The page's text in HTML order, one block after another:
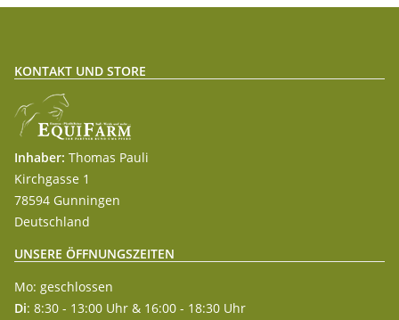
KONTAKT UND STORE
Inhaber: Thomas Pauli
Kirchgasse 1
78594 Gunningen
Deutschland
UNSERE ÖFFNUNGSZEITEN
Mo: geschlossen
Di: 8:30 - 13:00 Uhr & 16:00 - 18:30 Uhr